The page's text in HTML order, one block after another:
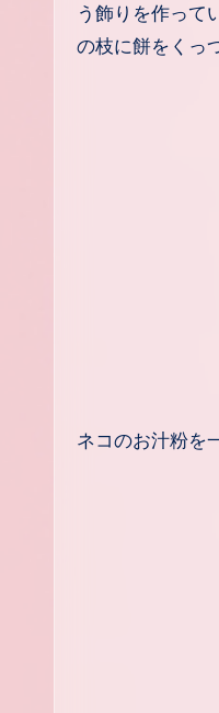
う飾りを作って
の枝に餅をくっ
ネコのお汁粉を